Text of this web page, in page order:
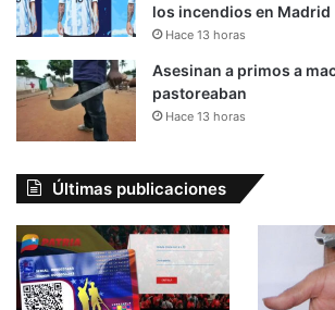
los incendios en Madrid
Hace 13 horas
Asesinan a primos a
pastoreaban
Hace 13 horas
Últimas publicaciones